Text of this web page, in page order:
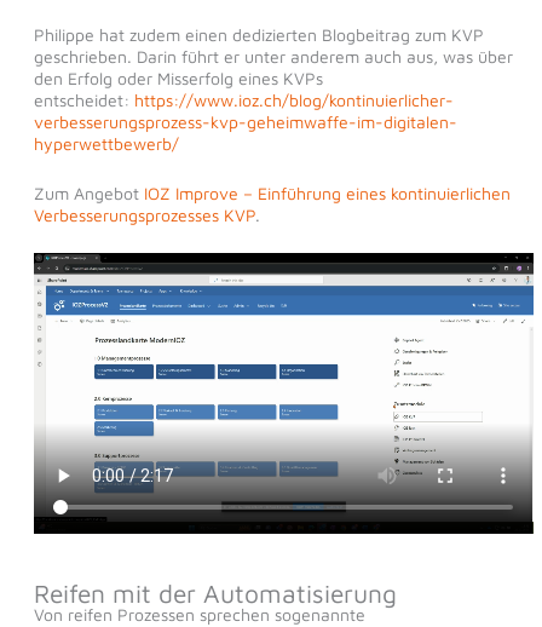
Philippe hat zudem einen dedizierten Blogbeitrag zum KVP
geschrieben. Darin führt er unter anderem auch aus, was über
den Erfolg oder Misserfolg eines KVPs
entscheidet: https://www.ioz.ch/blog/kontinuierlicher-
verbesserungsprozess-kvp-geheimwaffe-im-digitalen-
hyperwettbewerb/
Zum Angebot IOZ Improve – Einführung eines kontinuierlichen
Verbesserungsprozesses KVP.
Reifen mit der Automatisierung
Von reifen Prozessen sprechen sogenannte